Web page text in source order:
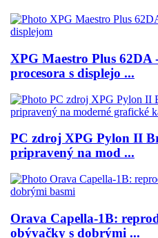
XPG Maestro Plus
procesora s displejo ...
PC zdroj XPG Pylon II
pripravený na mod ...
Orava Capella-1B:
obývačky s dobrými ...